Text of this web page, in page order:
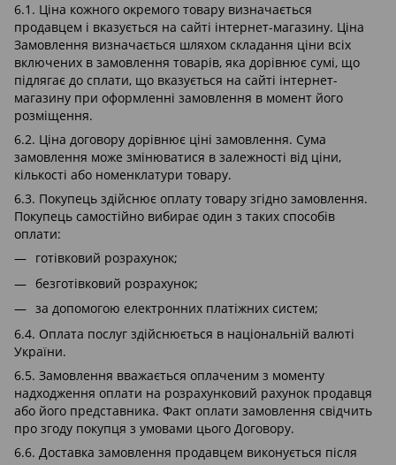
6.1. Ціна кожного окремого товару визначається
продавцем і вказується на сайті інтернет-магазину. Ціна
Замовлення визначається шляхом складання ціни всіх
включених в замовлення товарів, яка дорівнює сумі, що
підлягає до сплати, що вказується на сайті інтернет-
магазину при оформленні замовлення в момент його
розміщення.
6.2. Ціна договору дорівнює ціні замовлення. Сума
замовлення може змінюватися в залежності від ціни,
кількості або номенклатури товару.
6.3. Покупець здійснює оплату товару згідно замовлення.
Покупець самостійно вибирає один з таких способів
оплати:
готівковий розрахунок;
безготівковий розрахунок;
за допомогою електронних платіжних систем;
6.4. Оплата послуг здійснюється в національній валюті
України.
6.5. Замовлення вважається оплаченим з моменту
надходження оплати на розрахунковий рахунок продавця
або його представника. Факт оплати замовлення свідчить
про згоду покупця з умовами цього Договору.
6.6. Доставка замовлення продавцем виконується після